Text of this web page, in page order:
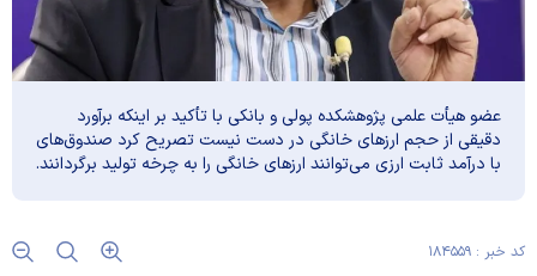
عضو هیأت علمی پژوهشکده پولی و بانکی با تأکید بر اینکه برآورد
دقیقی از حجم ارزهای خانگی در دست نیست تصریح کرد صندوق‌های
با درآمد ثابت ارزی می‌توانند ارزهای خانگی را به چرخه تولید برگردانند.
کد خبر : ۱۸۴۵۵۹